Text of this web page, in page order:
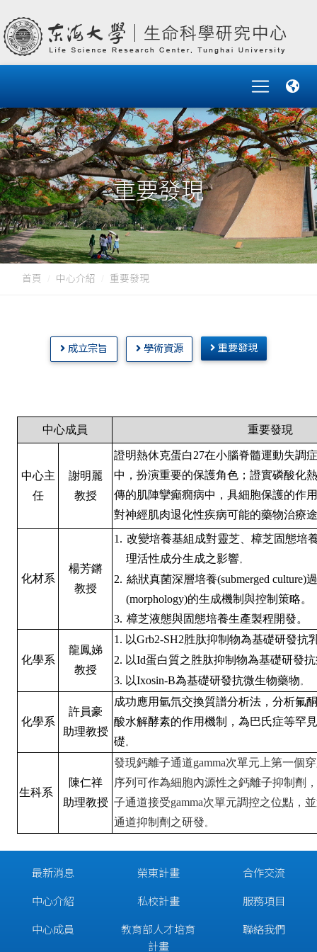
重要發現
首頁 中心介紹 重要發現
成立宗旨 學術資源 重要發現
中心成員 重要發現
中心主
任
謝明麗
教授
證明熱休克蛋白27在小腦脊髓運動失調
中，扮演重要的保護角色；證實磷酸化
傳的肌陣攣癲癇病中，具細胞保護的作
對神經肌肉退化性疾病可能的藥物治療
化材系
楊芳鏘
教授
1. 改變培養基組成對靈芝、樟芝固態培
理活性成分生成之影響。
2. 絲狀真菌深層培養(submerged culture)
(morphology)的生成機制與控制策略。
3. 樟芝液態與固態培養生產製程開發。
化學系
龍鳳娣
教授
1. 以Grb2-SH2胜肽抑制物為基礎研發抗
2. 以Id蛋白質之胜肽抑制物為基礎研發
3. 以Ixosin-B為基礎研發抗微生物藥物。
化學系
許員豪
助理教授
成功應用氫氘交換質譜分析法，分析氟
酸水解酵素的作用機制，為巴氏症等罕
礎。
生科系
陳仁祥
助理教授
發現鈣離子通道gamma次單元上第一個
序列可作為細胞內源性之鈣離子抑制劑
子通道接受gamma次單元調控之位點，
通道抑制劑之研發。
最新消息
中心介紹
中心成員
榮東計畫
私校計畫
教育部人才培育
計畫
合作交流
服務項目
聯絡我們